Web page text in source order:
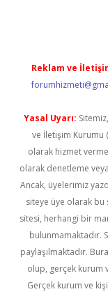
Reklam ve
Yasal Uyarı:
ve İletişim Kurumu
olarak hizmet
olarak denetleme
Ancak, üyelerimiz
siteye üye olarak bu
sitesi, herhangi bir
bulunmamaktadır.
paylaşılmaktadır.
olup, gerçek kurum
Gerçek kurum ve